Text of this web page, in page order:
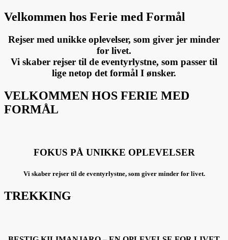
Velkommen hos Ferie med Formål
Rejser med unikke oplevelser, som giver jer minder
for livet.
Vi skaber rejser til de eventyrlystne, som passer til
lige netop det formål I ønsker.
VELKOMMEN HOS FERIE MED
FORMÅL
FOKUS PÅ UNIKKE OPLEVELSER
Vi skaber rejser til de eventyrlystne, som giver minder for livet.
TREKKING